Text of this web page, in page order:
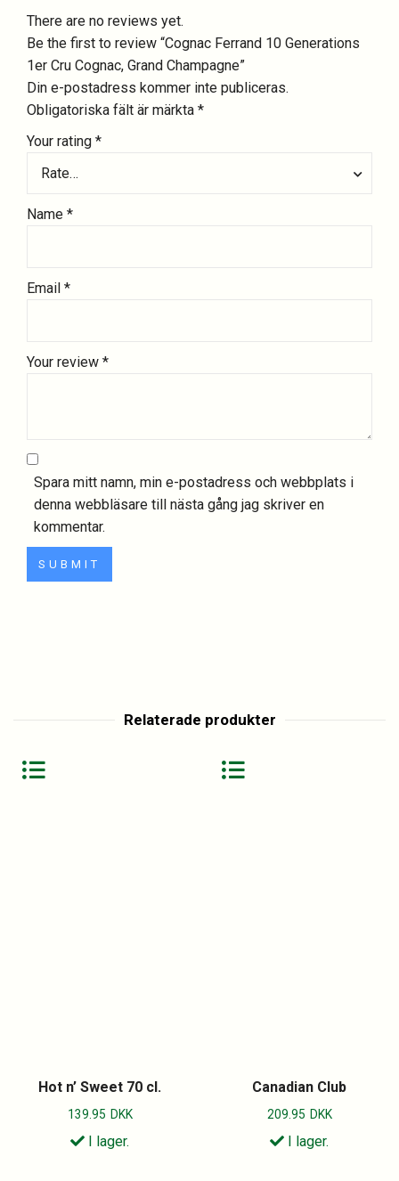
There are no reviews yet.
Be the first to review “Cognac Ferrand 10 Generations
1er Cru Cognac, Grand Champagne”
Din e-postadress kommer inte publiceras.
Obligatoriska fält är märkta *
Your rating *
Rate…
Your review *
Name *
Email *
Spara mitt namn, min e-postadress och webbplats i
denna webbläsare till nästa gång jag skriver en
kommentar.
Relaterade produkter
Hot n’ Sweet 70 cl.
139.95 DKK
I lager.
Canadian Club
209.95 DKK
I lager.